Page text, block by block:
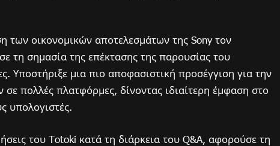
των οικονομικών αποτελεσμάτων της Sony τον
τη σημασία της επέκτασης της παρουσίας του
Υποστήριξε μια πιο αποφασιστική προσέγγιση για την
πολλές πλατφόρμες, δίνοντας ιδιαίτερη έμφαση στο
υπολογιστές.
του Totoki κατά τη διάρκεια του Q&A, αφορούσε τη